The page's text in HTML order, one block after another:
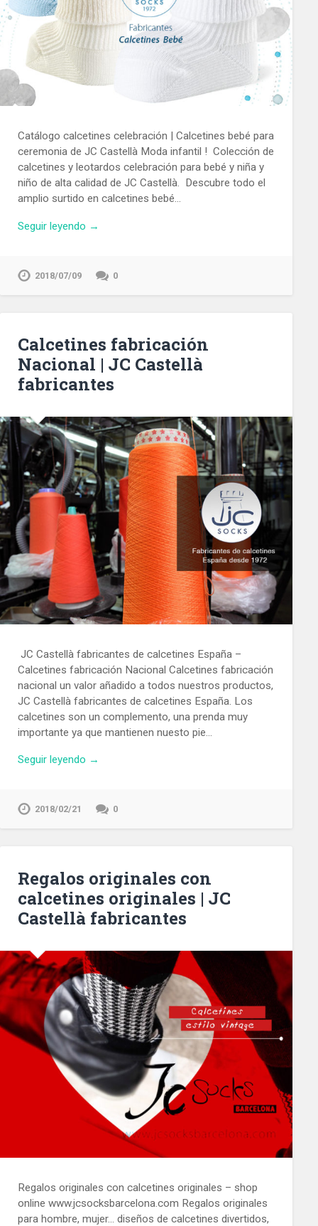
Catálogo calcetines celebración | Calcetines bebé para
ceremonia de JC Castellà Moda infantil ! Colección de
calcetines y leotardos celebración para bebé y niña y
niño de alta calidad de JC Castellà. Descubre todo el
amplio surtido en calcetines bebé…
Seguir leyendo →
2018/07/09 0
Calcetines fabricación
Nacional | JC Castellà
fabricantes
JC Castellà fabricantes de calcetines España –
Calcetines fabricación Nacional Calcetines fabricación
nacional un valor añadido a todos nuestros productos,
JC Castellà fabricantes de calcetines España. Los
calcetines son un complemento, una prenda muy
importante ya que mantienen nuesto pie…
Seguir leyendo →
2018/02/21 0
Regalos originales con
calcetines originales | JC
Castellà fabricantes
Regalos originales con calcetines originales – shop
online www.jcsocksbarcelona.com Regalos originales
para hombre, mujer… diseños de calcetines divertidos,